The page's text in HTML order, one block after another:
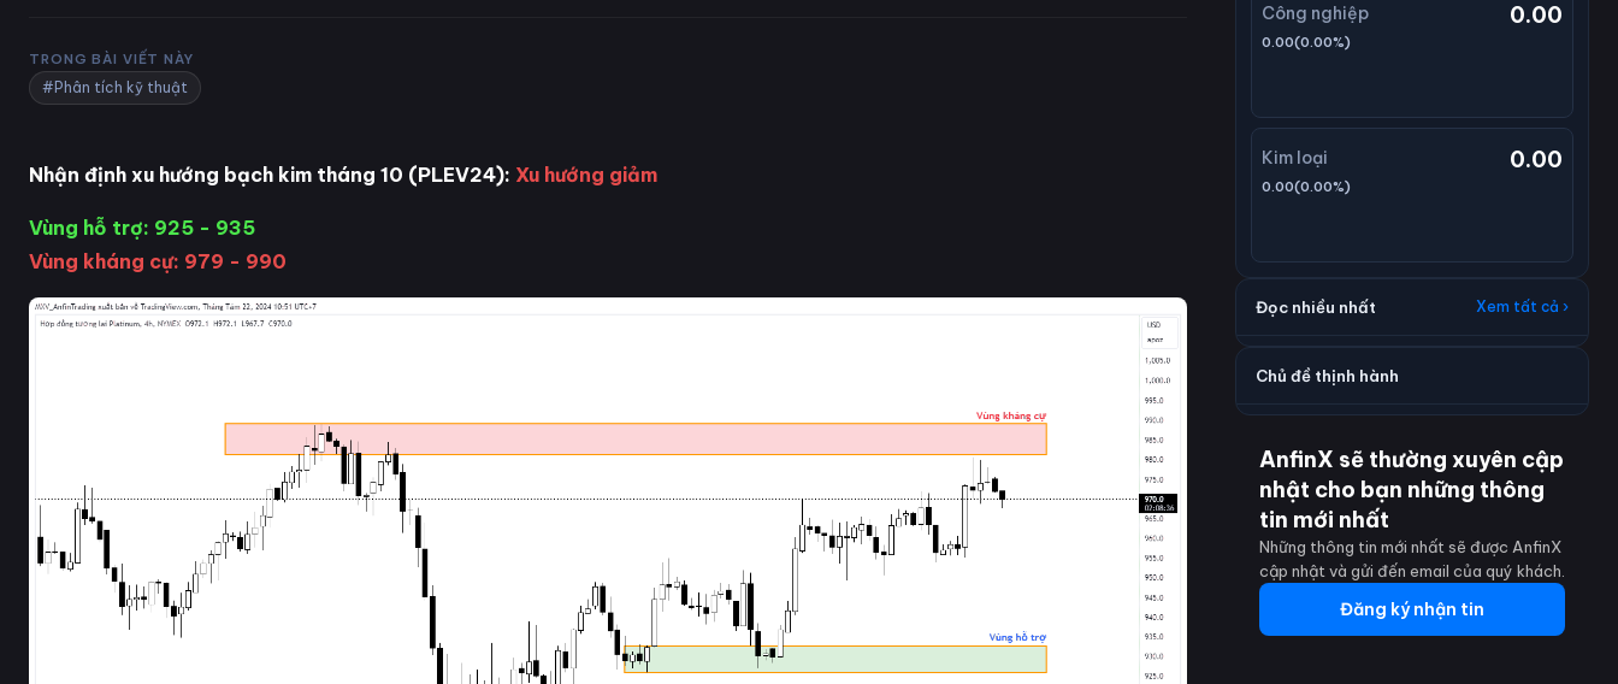
TRONG BÀI VIẾT NÀY
#Phân tích kỹ thuật
Nhận định xu hướng bạch kim tháng 10 (PLEV24): Xu hướng giảm
Vùng hỗ trợ: 925 - 935
Vùng kháng cự: 979 - 990
Công nghiệp 0.00
0.00(0.00%)
Kim loại 0.00
0.00(0.00%)
Đọc nhiều nhất Xem tất cả ›
Chủ đề thịnh hành
AnfinX sẽ thường xuyên cập
nhật cho bạn những thông
tin mới nhất
Những thông tin mới nhất sẽ được AnfinX
cập nhật và gửi đến email của quý khách.
Đăng ký nhận tin